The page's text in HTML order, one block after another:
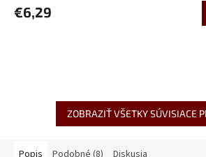
€6,29
ZOBRAZIŤ VŠETKY SÚVISIACE